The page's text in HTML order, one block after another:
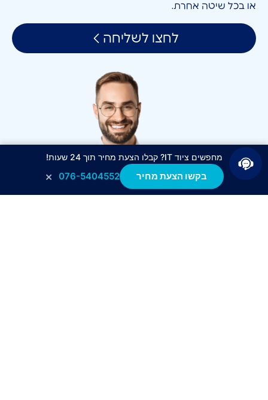
או בכל שיטה אחרת.
לחצו לשליחה
מחפשים ציוד IT? קבלו הצעת מחיר תוך 24 שעות!
בקשו הצעת מחיר 076-5404552
×